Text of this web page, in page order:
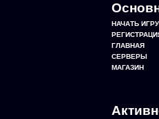
НАЧАТЬ ИГРУ
ГЛАВНАЯ
СЕРВЕРЫ
МАГАЗИН